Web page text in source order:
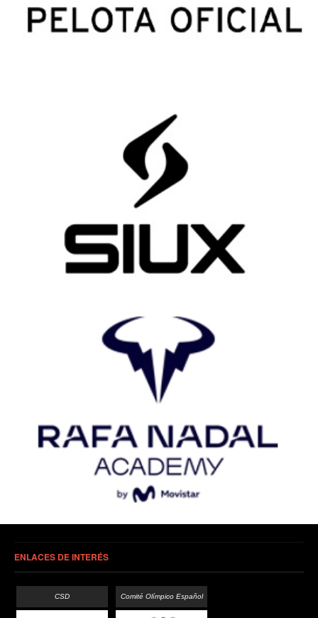
ENLACES DE INTERÉS
CSD Comité Olímpico Español